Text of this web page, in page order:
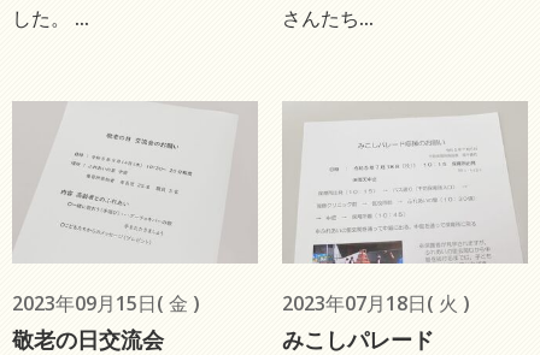
した。 ...
さんたち...
2023年09月15日( 金 )
敬老の日交流会
2023年07月18日( 火 )
みこしパレード